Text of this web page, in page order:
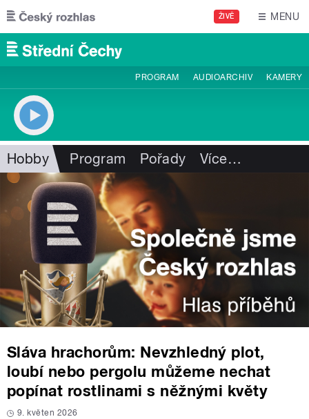
Přejít k hlavnímu obsahu
ŽIVĚ MENU
PROGRAM AUDIOARCHIV KAMERY
Hobby Program Pořady Více…
Sláva hrachorům: Nevzhledný plot,
loubí nebo pergolu můžeme nechat
popínat rostlinami s něžnými květy
9. květen 2026